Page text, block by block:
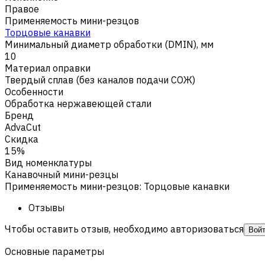
Правое
Применяемость мини-резцов
Торцовые канавки
Минимальный диаметр обработки (DMIN), мм
10
Материал оправки
Твердый сплав (без каналов подачи СОЖ)
Особенности
Обработка нержавеющей стали
Бренд
AdvaCut
Скидка
15%
Вид номенклатуры
Канавочный мини-резцы
Применяемость мини-резцов: Торцовые канавки
Отзывы
Чтобы оставить отзыв, необходимо авторизоваться
Основные параметры